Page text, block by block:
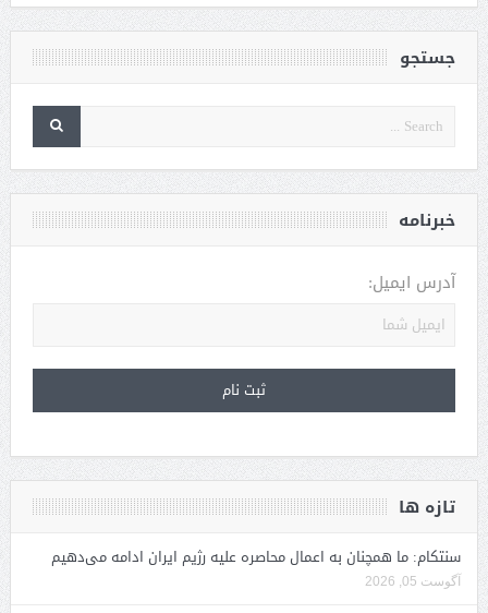
جستجو
خبرنامه
آدرس ایمیل:
تازه ها
سنتکام: ما همچنان به اعمال محاصره علیه رژیم ایران ادامه می‌دهیم
آگوست 05, 2026